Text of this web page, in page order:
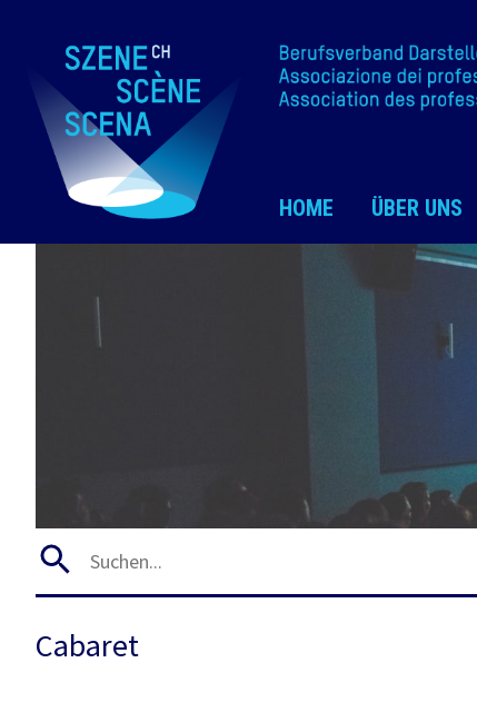
HOME ÜBER UNS
Cabaret